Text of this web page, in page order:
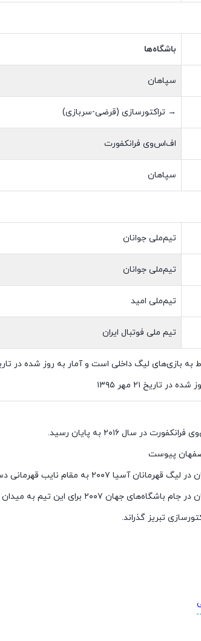
باشگاه‌ها
سپاهان
→ تراکتورسازی (قرضی-سربازی)
اف‌اس‌وی فرانکفورت
سپاهان
تیم‌ملی جوانان
تیم‌ملی جوانان
تیم‌ملی امید
تیم ملی فوتبال ایران
لیگ داخلی است و آمار به روز شده در تاریخ ۲۸ آذر
تاریخ ۲۱ مهر ۱۳۹۵
در سال ۲۰۱۶ به پایان رسید.
پیوست
۲۰۰۷ به مقام نایب قهرمانی دست یافت.
جهان ۲۰۰۷ برای این تیم به میدان رفت.
تبریز گذراند.